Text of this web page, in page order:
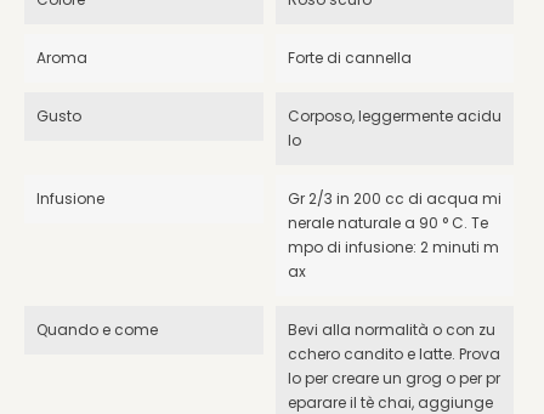
Aroma Forte di cannella
Gusto
Corposo, leggermente acidu
lo
Infusione
Gr 2/3 in 200 cc di acqua mi
nerale naturale a 90 ° C. Te
mpo di infusione: 2 minuti m
ax
Quando e come
Bevi alla normalità o con zu
cchero candito e latte. Prova
lo per creare un grog o per pr
eparare il tè chai, aggiunge